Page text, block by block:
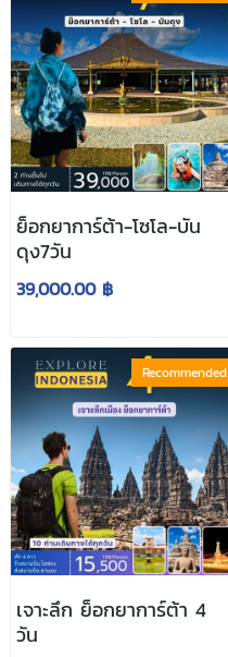
ย็อกยาการ์ต้า-โซโล-บัน
ดุง7วัน
39,000.00 ฿
Recommended
เจาะลึก ย็อกยาการ์ต้า 4
วัน